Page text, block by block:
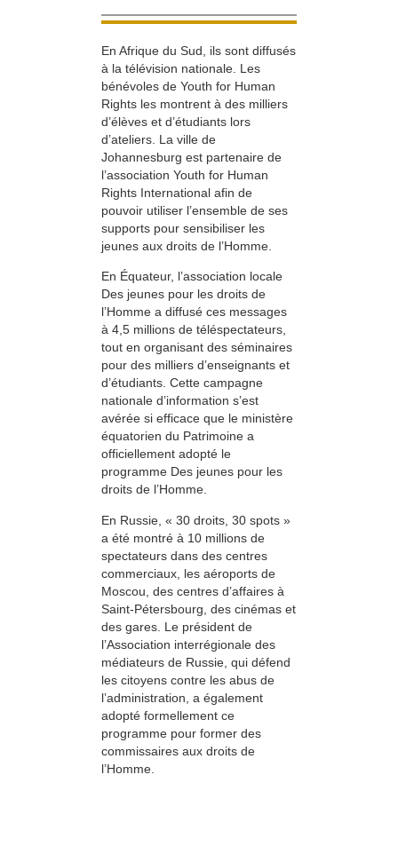
En Afrique du Sud, ils sont diffusés
à la télévision nationale. Les
bénévoles de Youth for Human
Rights les montrent à des milliers
d’élèves et d’étudiants lors
d’ateliers. La ville de
Johannesburg est partenaire de
l’association Youth for Human
Rights International afin de
pouvoir utiliser l’ensemble de ses
supports pour sensibiliser les
jeunes aux droits de l’Homme.
En Équateur, l’association locale
Des jeunes pour les droits de
l’Homme a diffusé ces messages
à 4,5 millions de téléspectateurs,
tout en organisant des séminaires
pour des milliers d’enseignants et
d’étudiants. Cette campagne
nationale d’information s’est
avérée si efficace que le ministère
équatorien du Patrimoine a
officiellement adopté le
programme Des jeunes pour les
droits de l’Homme.
En Russie, « 30 droits, 30 spots »
a été montré à 10 millions de
spectateurs dans des centres
commerciaux, les aéroports de
Moscou, des centres d’affaires à
Saint-Pétersbourg, des cinémas et
des gares. Le président de
l’Association interrégionale des
médiateurs de Russie, qui défend
les citoyens contre les abus de
l’administration, a également
adopté formellement ce
programme pour former des
commissaires aux droits de
l’Homme.